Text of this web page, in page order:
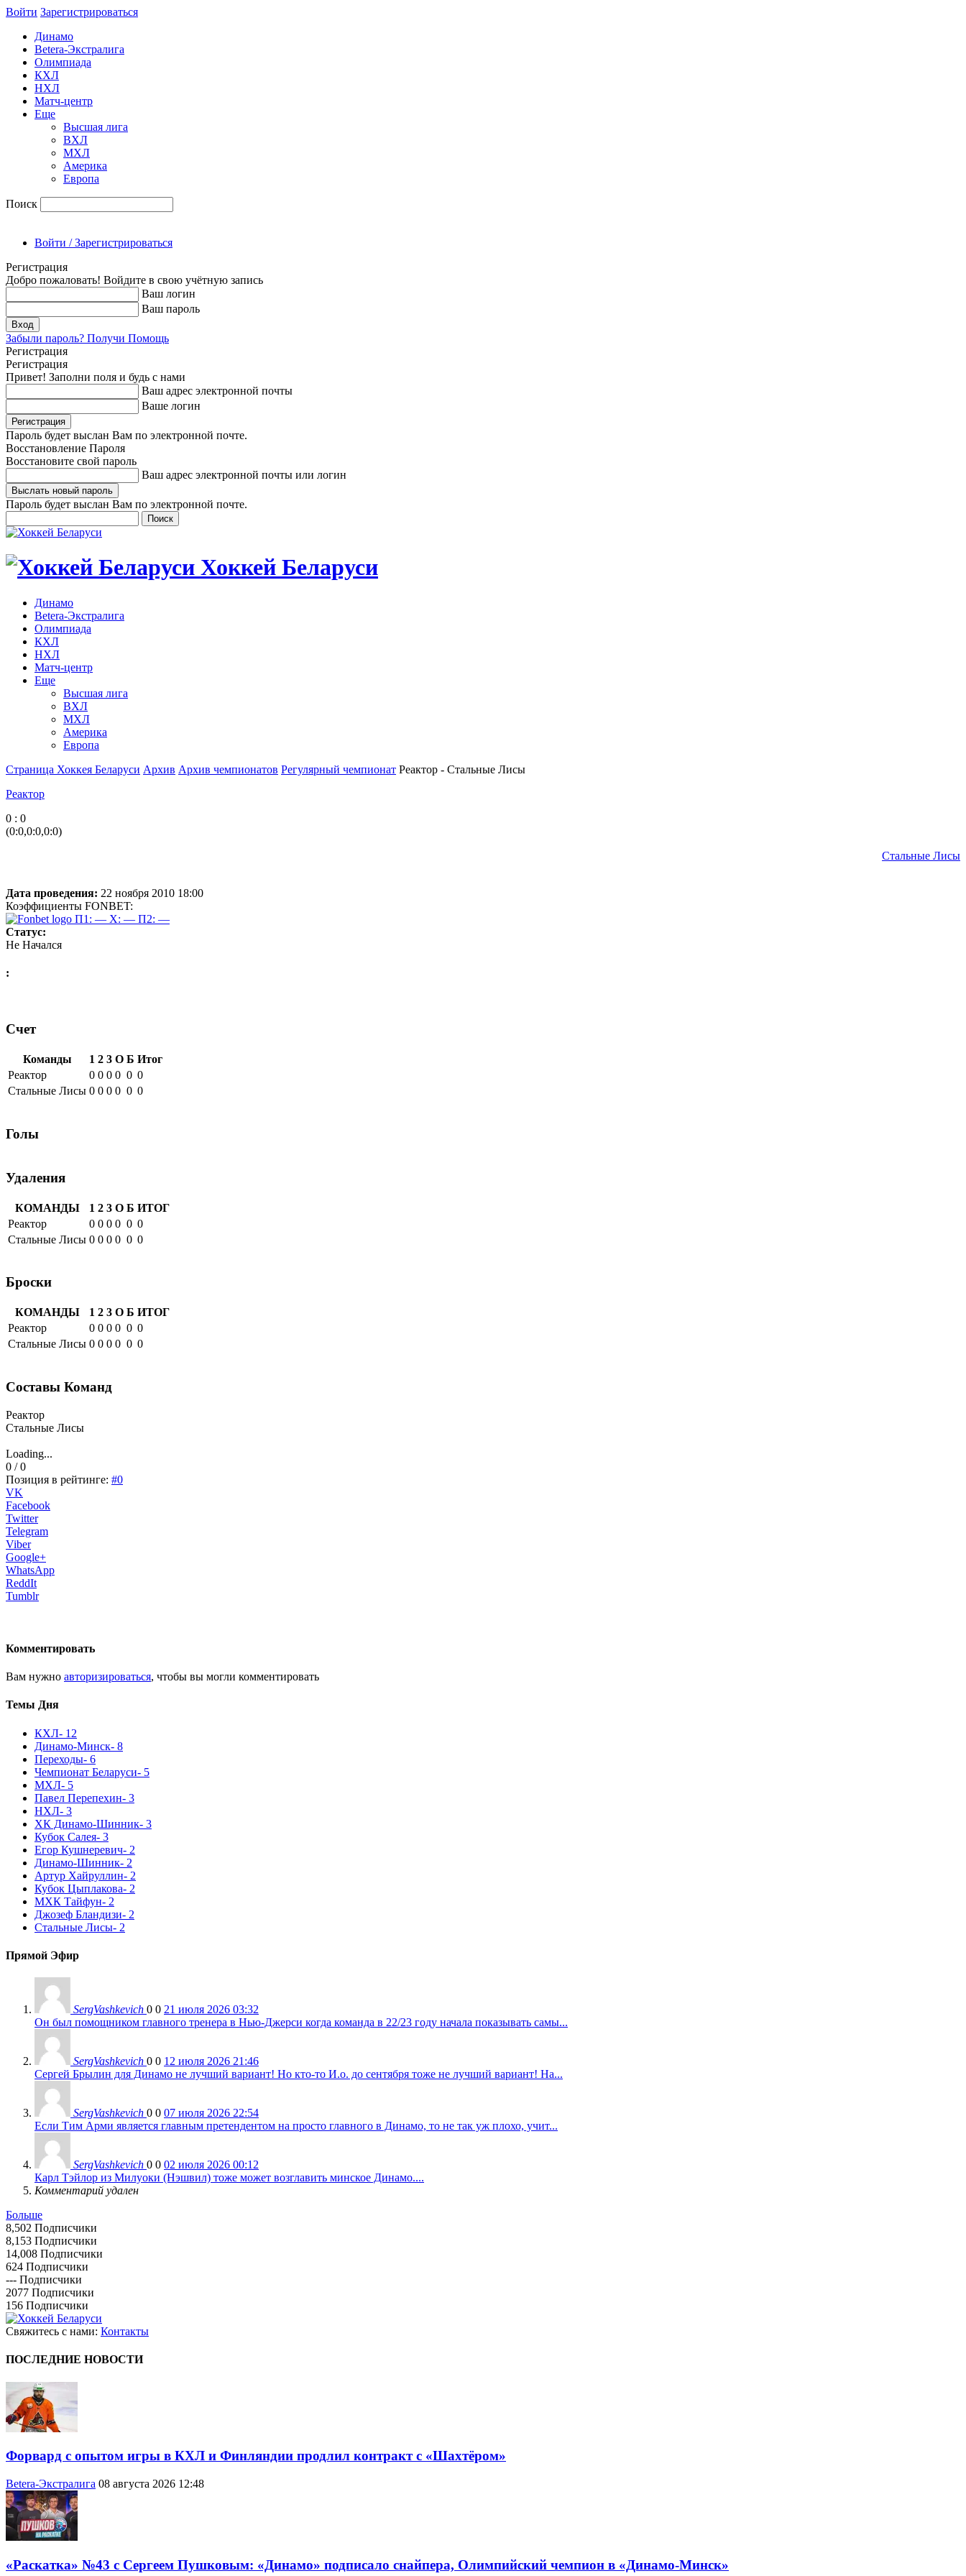
Войти Зарегиcтрироваться
Динамо
Betera-Экстралига
Олимпиада
КХЛ
НХЛ
Матч-центр
Еще
Высшая лига
ВХЛ
МХЛ
Америка
Европа
Поиск
Войти / Зарегистрироваться
Регистрация
Добро пожаловать! Войдите в свою учётную запись
Ваш логин
Ваш пароль
Забыли пароль? Получи Помощь
Регистрация
Регистрация
Привет! Заполни поля и будь с нами
Ваш адрес электронной почты
Ваше логин
Пароль будет выслан Вам по электронной почте.
Восстановление Пароля
Восстановите свой пароль
Ваш адрес электронной почты или логин
Пароль будет выслан Вам по электронной почте.
Хоккей Беларуси
Динамо
Betera-Экстралига
Олимпиада
КХЛ
НХЛ
Матч-центр
Еще
Высшая лига
ВХЛ
МХЛ
Америка
Европа
Страница Хоккея Беларуси Архив Архив чемпионатов Регулярный чемпионат Реактор - Стальные Лисы
Реактор
0 : 0
(0:0,0:0,0:0)
Стальные Лисы
Дата проведения: 22 ноября 2010 18:00
Коэффициенты FONBET:
П1: — X: — П2: —
Статус:
Не Начался
:
Счет
Команды 1 2 3 О Б Итог
Реактор
0 0 0 0 0 0
Стальные Лисы 0 0 0 0 0 0
Голы
Удаления
КОМАНДЫ 1 2 3 О Б ИТОГ
Реактор
0 0 0 0 0 0
Стальные Лисы 0 0 0 0 0 0
Броски
КОМАНДЫ 1 2 3 О Б ИТОГ
Реактор
0 0 0 0 0 0
Стальные Лисы 0 0 0 0 0 0
Составы Команд
Реактор
Стальные Лисы
Loading...
0 / 0
Позиция в рейтинге: #0
VK
Facebook
Twitter
Telegram
Viber
Google+
WhatsApp
ReddIt
Tumblr
Комментировать
Вам нужно авторизироваться, чтобы вы могли комментировать
Темы Дня
КХЛ- 12
Динамо-Минск- 8
Переходы- 6
Чемпионат Беларуси- 5
МХЛ- 5
Павел Перепехин- 3
НХЛ- 3
ХК Динамо-Шинник- 3
Кубок Салея- 3
Егор Кушнеревич- 2
Динамо-Шинник- 2
Артур Хайруллин- 2
Кубок Цыплакова- 2
МХК Тайфун- 2
Джозеф Бландизи- 2
Стальные Лисы- 2
Прямой Эфир
SergVashkevich 0 0 21 июля 2026 03:32
Он был помощником главного тренера в Нью-Джерси когда команда в 22/23 году начала показывать самы...
SergVashkevich 0 0 12 июля 2026 21:46
Сергей Брылин для Динамо не лучший вариант! Но кто-то И.о. до сентября тоже не лучший вариант! На...
SergVashkevich 0 0 07 июля 2026 22:54
Если Тим Арми является главным претендентом на просто главного в Динамо, то не так уж плохо, учит...
SergVashkevich 0 0 02 июля 2026 00:12
Карл Тэйлор из Милуоки (Нэшвил) тоже может возглавить минское Динамо....
Комментарий удален
Больше
8,502 Подписчики
8,153 Подписчики
14,008 Подписчики
624 Подписчики
--- Подписчики
2077 Подписчики
156 Подписчики
Свяжитесь с нами: Контакты
ПОСЛЕДНИЕ НОВОСТИ
Форвард с опытом игры в КХЛ и Финляндии продлил контракт с «Шахтёром»
Betera-Экстралига 08 августа 2026 12:48
«Раскатка» №43 с Сергеем Пушковым: «Динамо» подписало снайпера, Олимпийский чемпион в «Динамо-Минск»